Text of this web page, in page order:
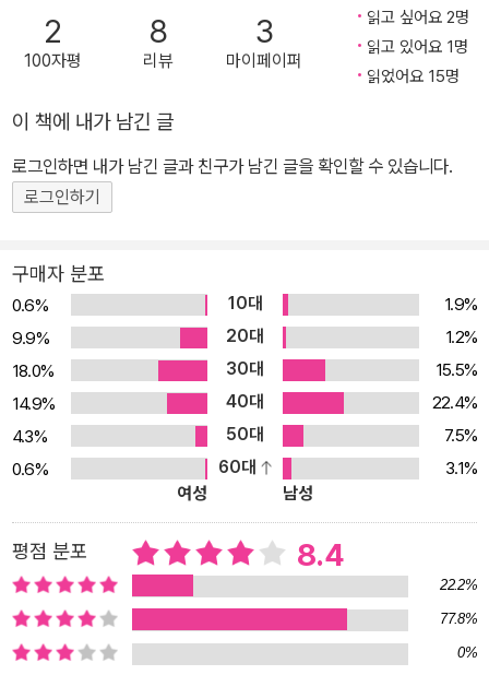
즈. 미국 ABC-TV에서 드라마로 제작되기도 한 이 작품은 샌프란시
스코 경찰국 최초의 여성 최연소 부서장인 린지, 부드러운 카리스마
의 검시관 클레어, 사건이 있는 곳마다 나타나는 특종기자 신디, 열성
해결’이라는 강력한 카테고리로 묶인 샌프란시스코의 네 명의 커리어
우먼들이 펼치는 역동적이고 현장감 넘치는 활약상, 그리고 끈끈한
우정과 전문직 여성으로서 겪는 애환을 그린다. 여성의 감수성과 트
니라 이 장르를 덜 접해본 여성 독자층까지 크게 아우르는 결과를 낳
았다. 또한 최장 5페이지를 넘지 않는 빠른 템포의 짤막짤막한 챕터
구성은 마치 영화나 드라마의 장면 전환을 연상시켜 재미와 속독성을
배가시키고 있다. '우먼스 머더 클럽' 시리즈는 랜덤하우스에서 계속
출간될 예정이며, 후속작 ≪The 5th Horseman≫은 2009년 겨울
시즌에 출간된다. 우먼스 머더 클럽 멤버 소개 -린지 박서 샌프란시스
코 경찰국 강력반 부서장 샌프란시스코 주립대학에서 사회학을 전공
한 그녀는 178센티미터의 훤칠한 키에 맥주와 버터스카치, 그리고
프랄린 아이스크림을 좋아하는 시원스러운 여성이다. 마서라는 이름
의 보더콜리와 함께 조깅하는 것을 즐기며, 여성 서적과 미스터리 소
설을 읽는 것을 즐긴다. 지능적인 수사뿐만 아니라 육탄전에도 능한
최고의 경찰. -신디 토머스 '샌프란시스코 크로니클' 기자 사랑스럽고
명랑한 금발의 커리어 우먼. 미시간 대학에서 사회학을 전공했다. 그
녀가 사랑하는 건 요가와 재즈 음악이며 린지와 마찬가지로 여행 서
2
100자평
8
리뷰
3
마이페이퍼
읽고 싶어요 2명
읽고 있어요 1명
읽었어요 15명
이 책에 내가 남긴 글
로그인하면 내가 남긴 글과 친구가 남긴 글을 확인할 수 있습니다.
로그인하기
구매자 분포
0.6% 10대
1.9%
9.9%
20대
1.2%
18.0%
30대
15.5%
14.9%
40대
22.4%
4.3%
50대
7.5%
0.6%
60대
3.1%
여성
남성
평점 분포 8.4
22.2%
77.8%
0%